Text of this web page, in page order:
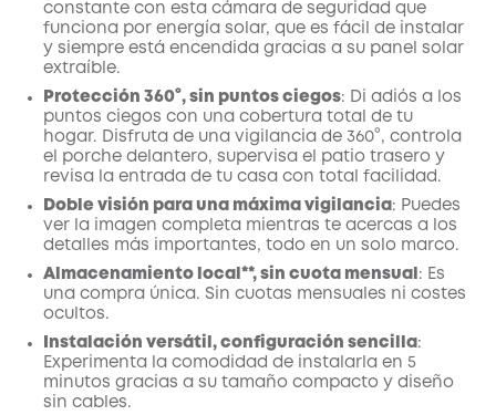
constante con esta cámara de seguridad que
funciona por energía solar, que es fácil de instalar
y siempre está encendida gracias a su panel solar
extraíble.
Protección 360°, sin puntos ciegos: Di adiós a los
puntos ciegos con una cobertura total de tu
hogar. Disfruta de una vigilancia de 360°, controla
el porche delantero, supervisa el patio trasero y
revisa la entrada de tu casa con total facilidad.
Doble visión para una máxima vigilancia : Puedes
ver la imagen completa mientras te acercas a los
detalles más importantes, todo en un solo marco.
Almacenamiento local**, sin cuota mensual : Es
una compra única. Sin cuotas mensuales ni costes
ocultos.
Instalación versátil, configuración sencilla :
Experimenta la comodidad de instalarla en 5
minutos gracias a su tamaño compacto y diseño
sin cables.